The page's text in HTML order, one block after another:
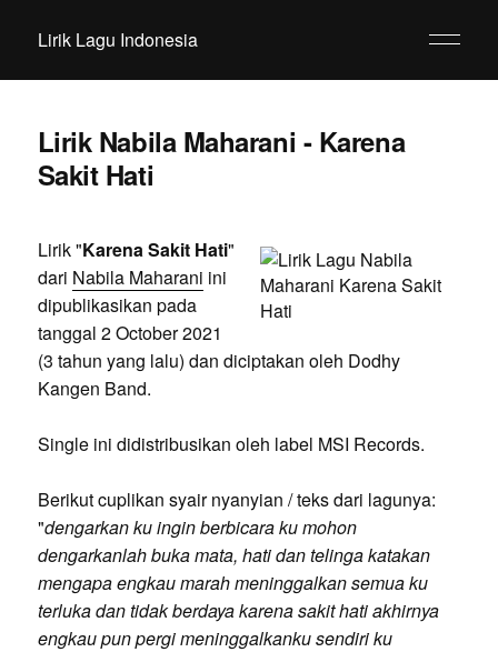
Lirik Lagu Indonesia
Lirik Nabila Maharani - Karena
Sakit Hati
Lirik "Karena Sakit Hati"
dari Nabila Maharani ini
dipublikasikan pada
tanggal 2 October 2021
(3 tahun yang lalu) dan diciptakan oleh Dodhy
Kangen Band.
Single ini didistribusikan oleh label MSI Records.
Berikut cuplikan syair nyanyian / teks dari lagunya:
"dengarkan ku ingin berbicara ku mohon
dengarkanlah buka mata, hati dan telinga katakan
mengapa engkau marah meninggalkan semua ku
terluka dan tidak berdaya karena sakit hati akhirnya
engkau pun pergi meninggalkanku sendiri ku